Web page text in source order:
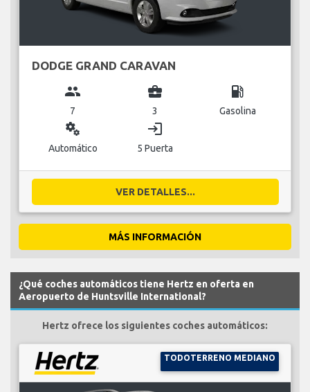
DODGE GRAND CARAVAN
group
7
business_center
3
local_gas_station
Gasolina
miscellaneous_services
Automático
login
5 Puerta
VER DETALLES...
MÁS INFORMACIÓN
¿Qué coches automáticos tiene Hertz en oferta en
Aeropuerto de Huntsville International?
Hertz ofrece los siguientes coches automáticos:
TODOTERRENO MEDIANO